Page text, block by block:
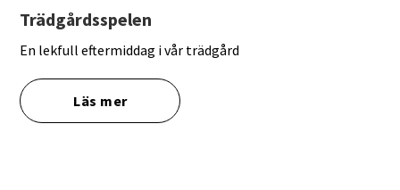
Trädgårdsspelen
En lekfull eftermiddag i vår trädgård
Läs mer